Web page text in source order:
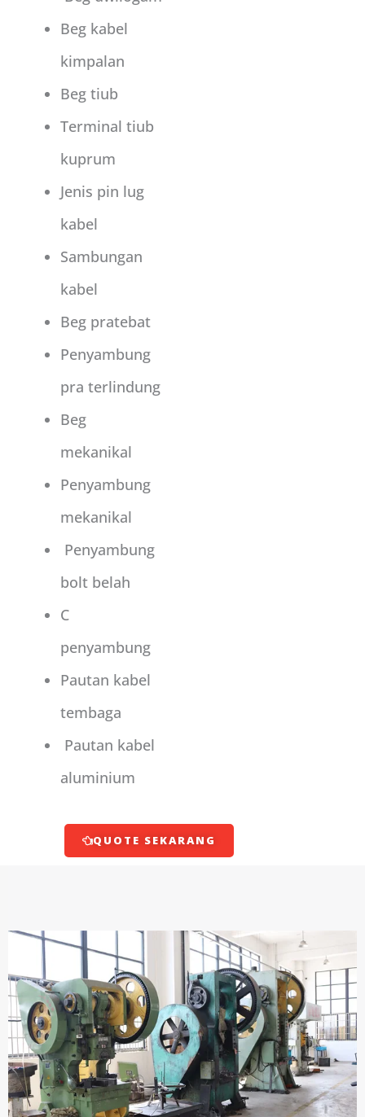
Beg kabel
kimpalan
Beg tiub
Terminal tiub
kuprum
Jenis pin lug
kabel
Sambungan
kabel
Beg pratebat
Penyambung
pra terlindung
Beg
mekanikal
Penyambung
mekanikal
Penyambung
bolt belah
C
penyambung
Pautan kabel
tembaga
Pautan kabel
aluminium
QUOTE SEKARANG